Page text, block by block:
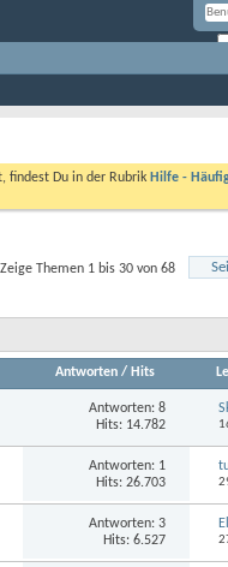
findest Du in der Rubrik Hilfe -
Zeige Themen 1 bis 30 von 68
Antworten / Hits
Antworten: 8
Hits: 14.782
Antworten: 1
Hits: 26.703
Antworten: 3
Hits: 6.527